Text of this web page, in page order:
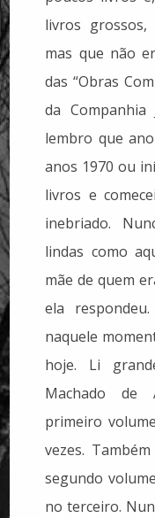
livros grossos,
mas que não
das “Obras
da
lembro que
anos 1970 ou
livros e
inebriado.
lindas como
mãe de quem
ela
naquele
hoje. Li
Machado de
primeiro
vezes.
segundo
no terceiro.